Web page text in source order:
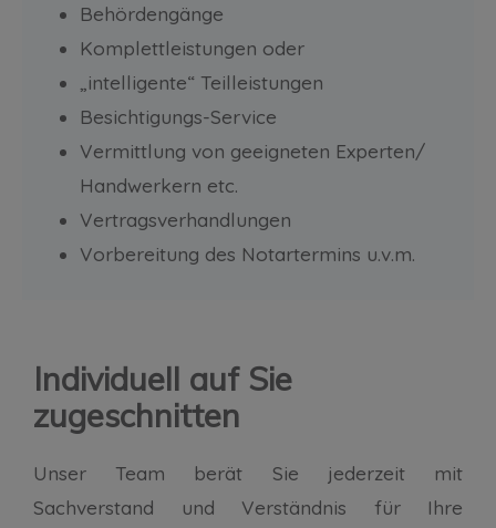
Behördengänge
Komplettleistungen oder
„intelligente“ Teilleistungen
Besichtigungs-Service
Vermittlung von geeigneten Experten/
Handwerkern etc.
Vertragsverhandlungen
Vorbereitung des Notartermins u.v.m.
Individuell auf Sie
zugeschnitten
Unser Team berät Sie jederzeit mit
Sachverstand und Verständnis für Ihre